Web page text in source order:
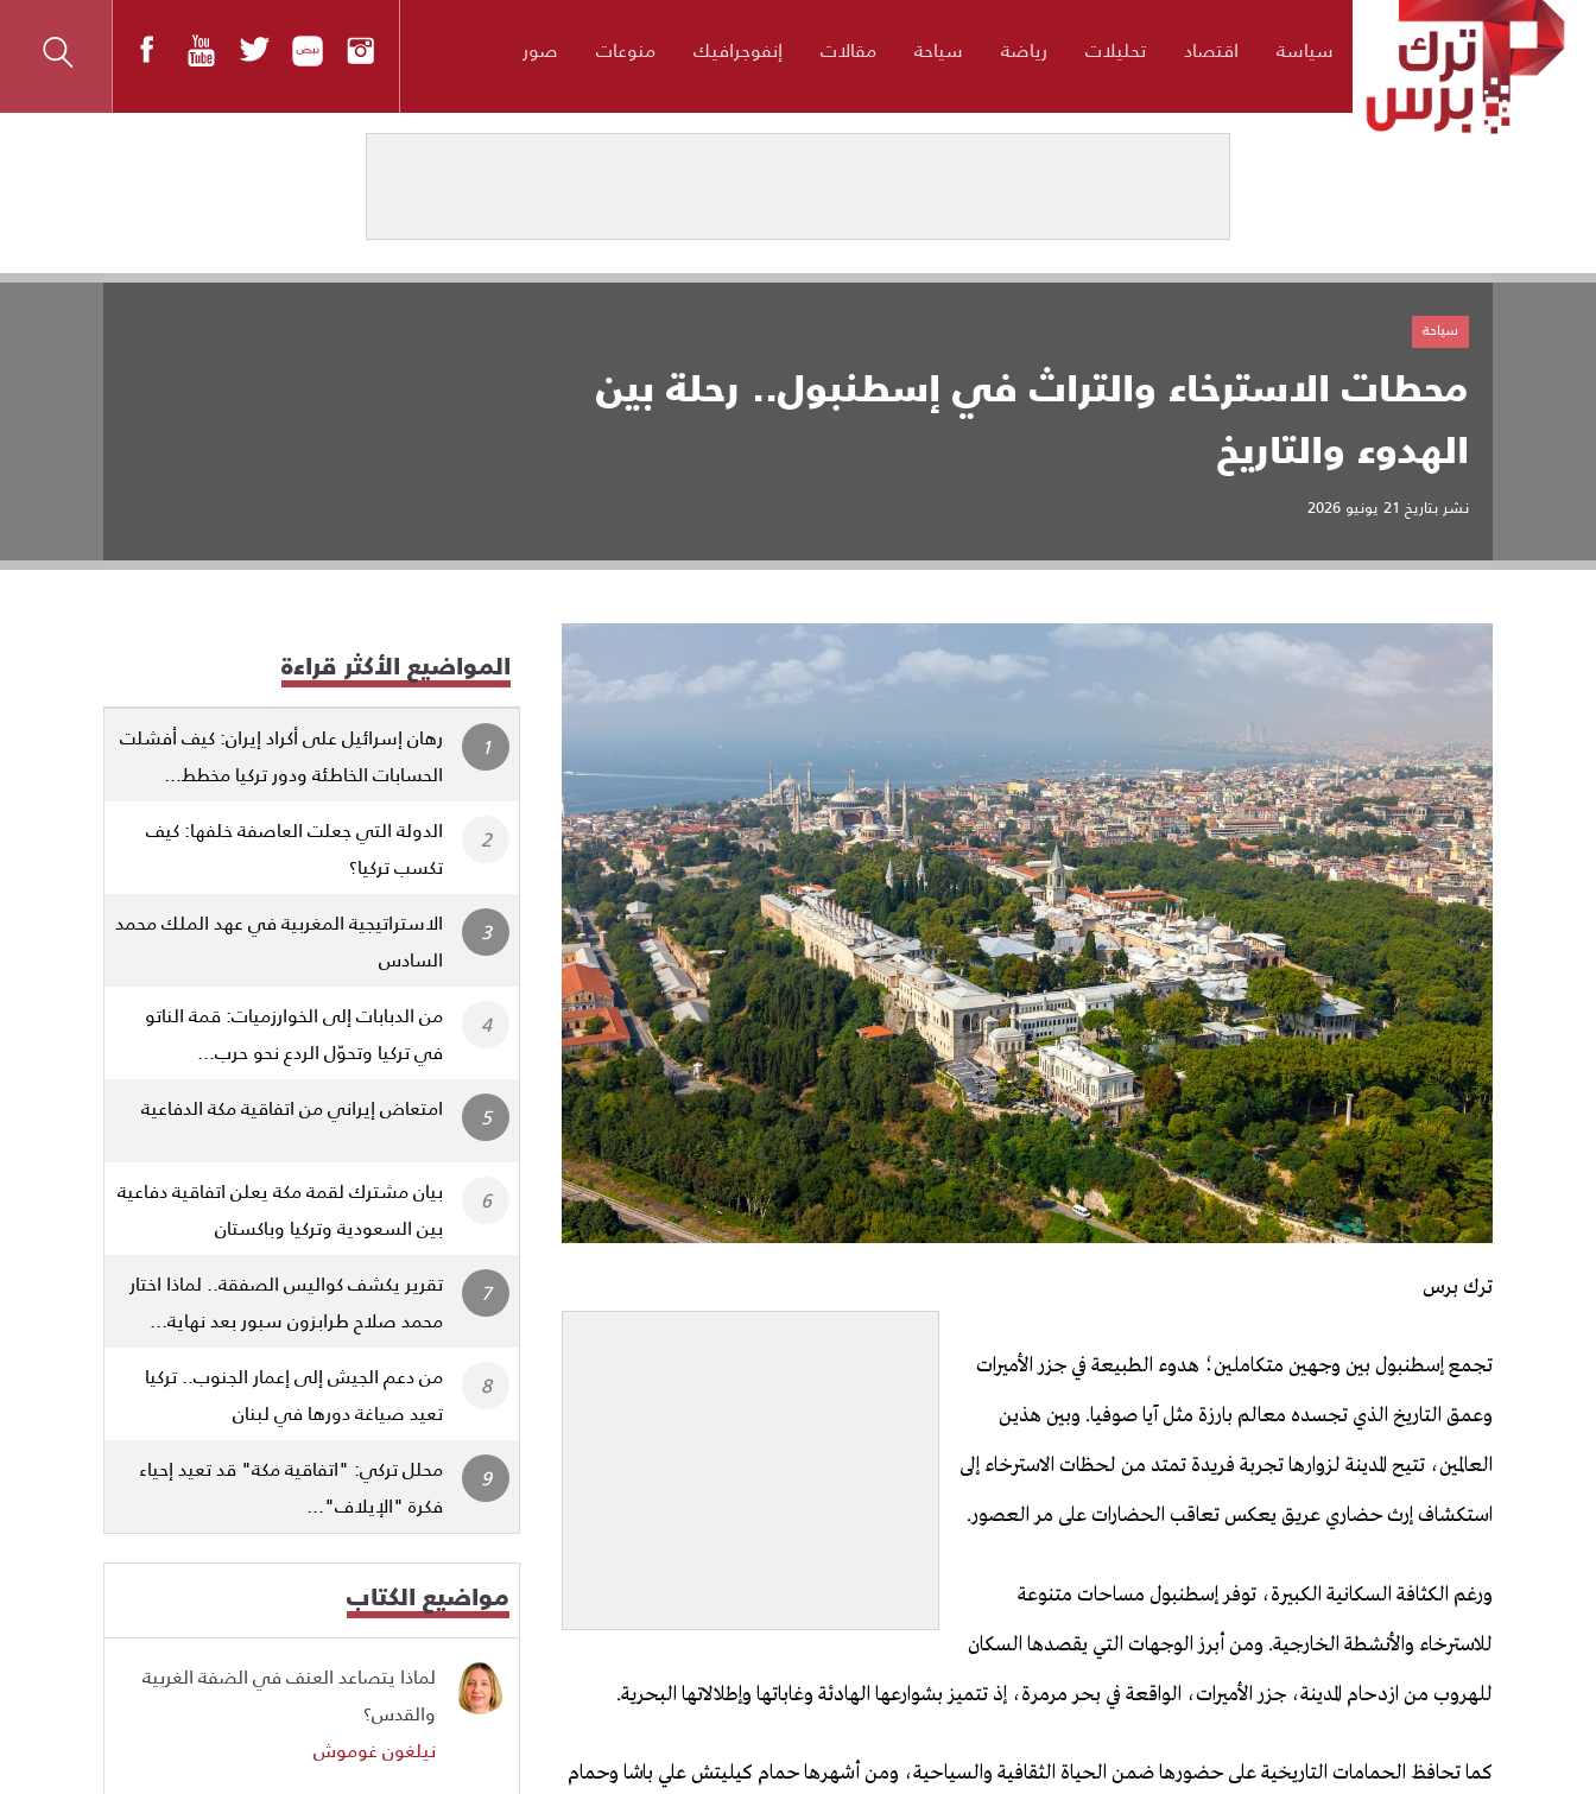
سياسة اقتصاد تحليلات رياضة سياحة مقالات إنفوجرافيك منوعات صور
محطات الاسترخاء والتراث في إسطنبول.. رحلة بين
الهدوء والتاريخ
نشر بتاريخ 21 يونيو 2026
سياحة
ترك برس
تجمع إسطنبول بين وجهين متكاملين؛ هدوء الطبيعة في جزر الأميرات
وعمق التاريخ الذي تجسده معالم بارزة مثل آيا صوفيا. وبين هذين
العالمين، تتيح المدينة لزوارها تجربة فريدة تمتد من لحظات الاسترخاء إلى
استكشاف إرث حضاري عريق يعكس تعاقب الحضارات على مر العصور.
ورغم الكثافة السكانية الكبيرة، توفر إسطنبول مساحات متنوعة
للاسترخاء والأنشطة الخارجية. ومن أبرز الوجهات التي يقصدها السكان
للهروب من ازدحام المدينة، جزر الأميرات، الواقعة في بحر مرمرة، إذ تتميز بشوارعها الهادئة وغاباتها وإطلالاتها البحرية.
كما تحافظ الحمامات التاريخية على حضورها ضمن الحياة الثقافية والسياحية، ومن أشهرها حمام كيليتش علي باشا وحمام
المواضيع الأكثر قراءة
رهان إسرائيل على أكراد إيران: كيف أفشلت
الحسابات الخاطئة ودور تركيا مخطط...
الدولة التي جعلت العاصفة خلفها: كيف
تكسب تركيا؟
الاستراتيجية المغربية في عهد الملك محمد
السادس
من الدبابات إلى الخوارزميات: قمة الناتو
في تركيا وتحوّل الردع نحو حرب...
امتعاض إيراني من اتفاقية مكة الدفاعية
بيان مشترك لقمة مكة يعلن اتفاقية دفاعية
بين السعودية وتركيا وباكستان
تقرير يكشف كواليس الصفقة.. لماذا اختار
محمد صلاح طرابزون سبور بعد نهاية...
من دعم الجيش إلى إعمار الجنوب.. تركيا
تعيد صياغة دورها في لبنان
محلل تركي: "اتفاقية مكة" قد تعيد إحياء
فكرة "الإيلاف"...
مواضيع الكتاب
لماذا يتصاعد العنف في الضفة الغربية
والقدس؟
نيلغون غوموش